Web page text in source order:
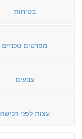
בטיחות
מפרטים טכניים
צבעים
עצות לפני רכישה